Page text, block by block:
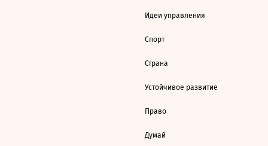
Идеи управления
Спорт
Страна
Устойчивое развитие
Право
Думай